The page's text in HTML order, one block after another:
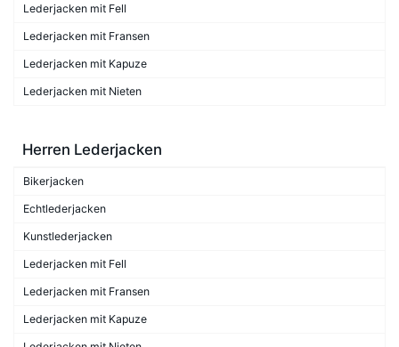
Lederjacken mit Fell
Lederjacken mit Fransen
Lederjacken mit Kapuze
Lederjacken mit Nieten
Herren Lederjacken
Bikerjacken
Echtlederjacken
Kunstlederjacken
Lederjacken mit Fell
Lederjacken mit Fransen
Lederjacken mit Kapuze